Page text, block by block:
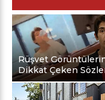
Rüşvet
Dikkat Çeken